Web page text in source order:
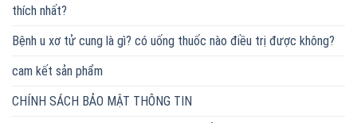
thích nhất?
Bệnh u xơ tử cung là gì? có uống thuốc nào điều trị được không?
cam kết sản phẩm
CHÍNH SÁCH BẢO MẬT THÔNG TIN